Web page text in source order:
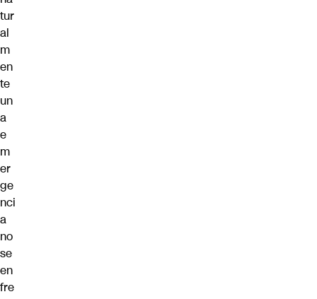
tur
al
m
en
te
un
a
e
m
er
ge
nci
a
no
se
en
fre